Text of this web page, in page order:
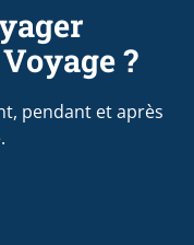
?
pendant et après